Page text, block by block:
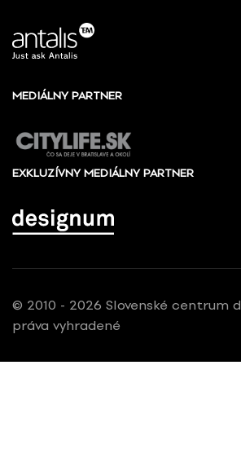
MEDIÁLNY PARTNER
EXKLUZÍVNY MEDIÁLNY PARTNER
© 2010 - 2026 Slovenské centrum
práva vyhradené